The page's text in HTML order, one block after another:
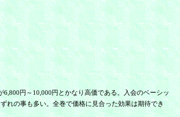
円～10,000円とかなり高価である。入会のベーシッ
れの事も多い。全巻で価格に見合った効果は期待でき